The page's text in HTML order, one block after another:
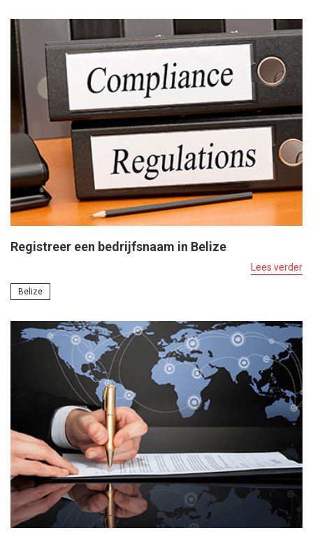
Registreer een bedrijfsnaam in Belize
Lees verder
Belize